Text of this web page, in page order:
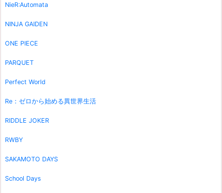
NieR:Automata
NINJA GAIDEN
ONE PIECE
PARQUET
Perfect World
Re：ゼロから始める異世界生活
RIDDLE JOKER
RWBY
SAKAMOTO DAYS
School Days